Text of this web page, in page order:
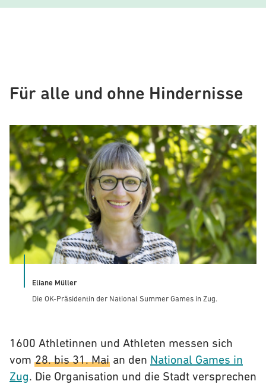
Für alle und ohne Hindernisse
Eliane Müller
Die OK-Präsidentin der National Summer Games in Zug.
1600 Athletinnen und Athleten messen sich
vom 28. bis 31. Mai an den National Games in
Zug. Die Organisation und die Stadt versprechen